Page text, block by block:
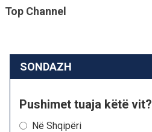
Top Channel
SONDAZH
Pushimet tuaja këtë vit?
Në Shqipëri